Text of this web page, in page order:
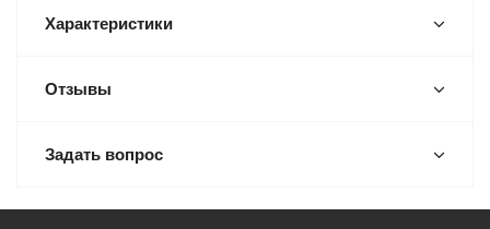
Характеристики
Отзывы
Задать вопрос